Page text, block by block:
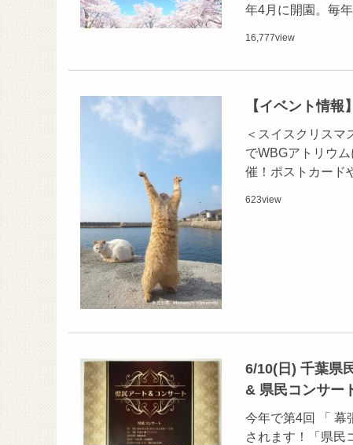
年4月に開園。毎
16,777view
【イベント情
＜スイスクリスマ
でWBGアトリウ
催！ポストカー
623view
6/10(日) 千葉県
& 県民コンサー
今年で第4回 「 幕
されます！「県民